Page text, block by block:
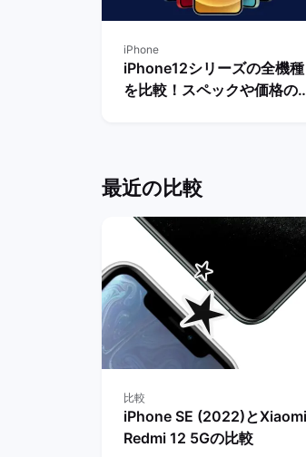
iPhone
iPhone12シリーズの全機種
を比較！スペックや価格の
最近の比較
比較
iPhone SE (2022)とXiaomi
Redmi 12 5Gの比較